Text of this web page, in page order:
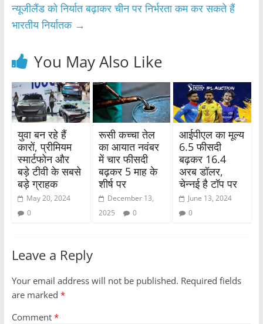
k
न्यूजीलैंड को निर्यात बढ़ाकर चीन पर निर्भरता कम कर सकते हैं
भारतीय निर्यातक →
You May Also Like
युवा बन रहे हैं
कारों, प्रीमियम
स्मार्टफोन और
बड़े टीवी के सबसे
बड़े ग्राहक
May 20, 2024
0
रूसी कच्चा तेल
का आयात नवंबर
में चार फीसदी
बढ़कर 5 माह के
शीर्ष पर
December 13,
2025
0
आईपीएल का मूल्य
6.5 फीसदी
बढ़कर 16.4
अरब डॉलर,
चेन्नई है टॉप पर
June 13, 2024
0
Leave a Reply
Your email address will not be published. Required fields
are marked *
Comment *